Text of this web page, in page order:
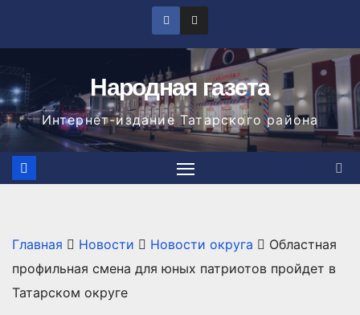
Народная газета
Интернет-издание Татарского района
Главная Новости Новости округа
Областная
профильная смена для юных патриотов пройдет в
Татарском округе